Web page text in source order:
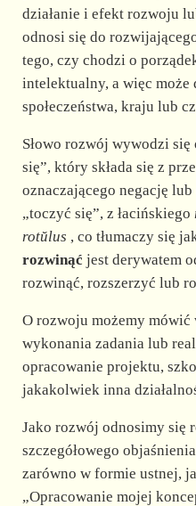
działanie i efekt rozwoju
odnosi się do
tego, czy chodzi o
intelektualny, a więc może
społeczeństwa, kraju lub
Słowo rozwój wywodzi
się”, który składa się z
oznaczającego negację
„toczyć się”, z łacińskiego
rotŭlus , co tłumaczy się
rozwinąć jest derywatem
rozwinąć, rozszerzyć lub
O rozwoju możemy mówić
wykonania zadania lub
opracowanie projektu,
jakakolwiek inna
Jako rozwój odnosimy się
szczegółowego
zarówno w formie ustnej,
„Opracowanie mojej